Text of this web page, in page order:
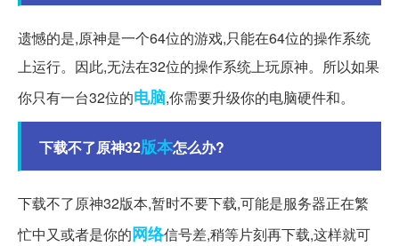
遗憾的是,原神是一个64位的游戏,只能在64位的操作系统
上运行。因此,无法在32位的操作系统上玩原神。所以如果
你只有一台32位的电脑,你需要升级你的电脑硬件和。
下载不了原神32版本怎么办?
下载不了原神32版本,暂时不要下载,可能是服务器正在繁
忙中又或者是你的网络信号差,稍等片刻再下载,这样就可